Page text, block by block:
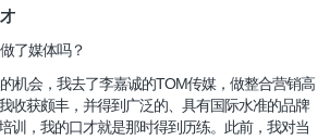
了媒体吗？
机会，我去了李嘉诚的TOM传媒，做整合营销高
收获颇丰，并得到广泛的、具有国际水准的品牌
训，我的口才就是那时得到历练。此前，我对当